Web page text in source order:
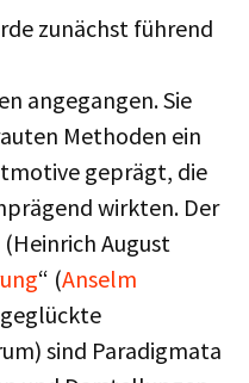
zunächst führend
angegangen. Sie
Methoden ein
geprägt, die
wirkten. Der
August
“ (Anselm
sind Paradigmata